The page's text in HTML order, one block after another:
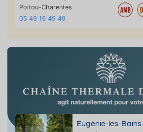
Poitou-Charentes
05 49 19 49 49
Eugénie-les-Bains